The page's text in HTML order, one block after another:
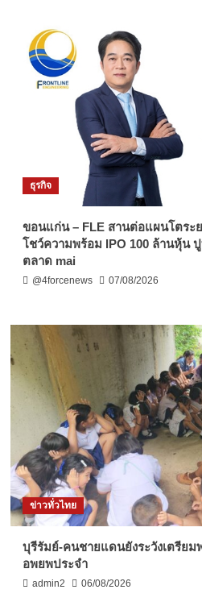
ธุรกิจ
ขอนแก่น – FLE สานต่อแผนโตระ
โชว์ความพร้อม IPO 100 ล้านหุ้น
ตลาด mai
@4forcenews 07/08/2026
ข่าวทั่วไทย
บุรีรัมย์-คนชายแดนยังระวังเตรีย
อพยพประจำ
admin2 06/08/2026